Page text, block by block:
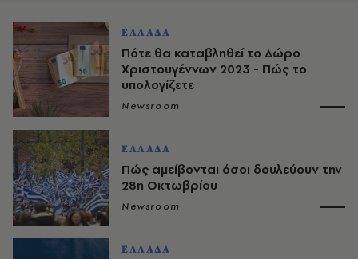
ΕΛΛΑΔΑ
Πότε θα καταβληθεί το Δώρο
Χριστουγέννων 2023 - Πώς το
υπολογίζετε
Newsroom
ΕΛΛΑΔΑ
Πώς αμείβονται όσοι δουλεύουν την
28η Οκτωβρίου
Newsroom
ΕΛΛΑΔΑ